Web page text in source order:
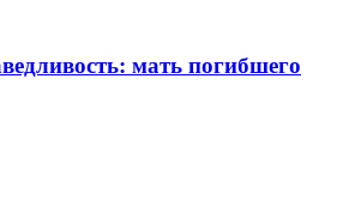
мать погибшего